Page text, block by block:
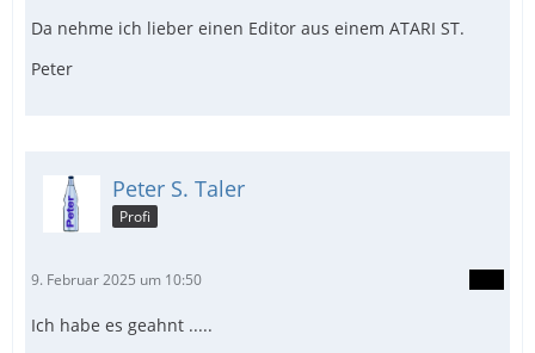
Da nehme ich lieber einen Editor aus einem ATARI ST.
Peter
Peter S. Taler
Profi
9. Februar 2025 um 10:50
Ich habe es geahnt .....